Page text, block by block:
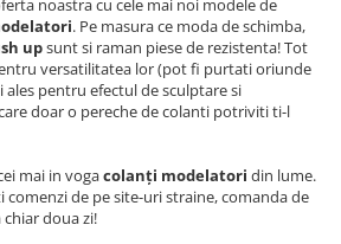
noastra cu cele mai noi modele de
. Pe masura ce moda de schimba,
upsunt si raman piese de rezistenta! Tot
versatilitatea lor (pot fi purtati oriunde
ales pentru efectul de sculptare si
doar o pereche de colanti potriviti ti-l
mai in vogacolanți modelatori din lume.
comenzi de pe site-uri straine, comanda de
chiar doua zi!